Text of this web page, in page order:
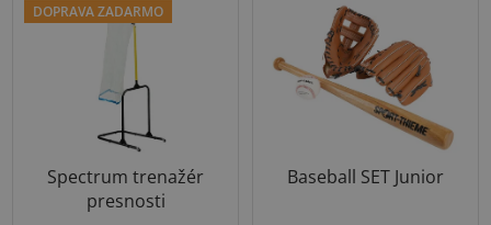
DOPRAVA ZADARMO
Spectrum trenažér
presnosti
Baseball SET Junior